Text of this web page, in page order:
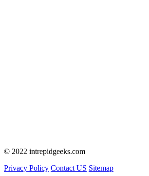
© 2022 intrepidgeeks.com
Privacy Policy Contact US Sitemap